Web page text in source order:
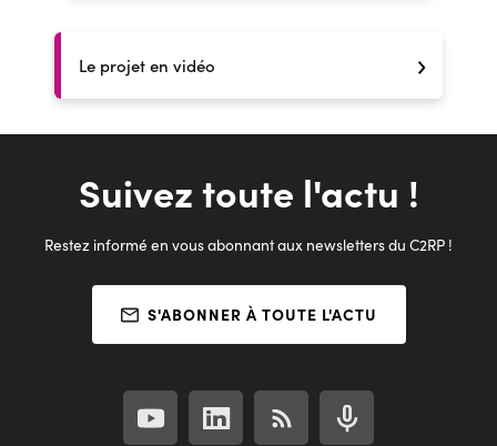
Le projet en vidéo
Suivez toute l'actu !
Restez informé en vous abonnant aux newsletters du C2RP !
S'ABONNER À TOUTE L'ACTU